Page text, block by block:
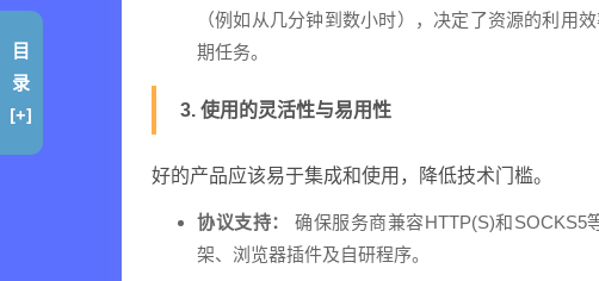
（例如从几分钟到数小时），决定了资源的利用
期任务。
3. 使用的灵活性与易用性
好的产品应该易于集成和使用，降低技术门槛。
协议支持：
确保服务商兼容HTTP(S)和
架、浏览器插件及自研程序。
目
录
[+]